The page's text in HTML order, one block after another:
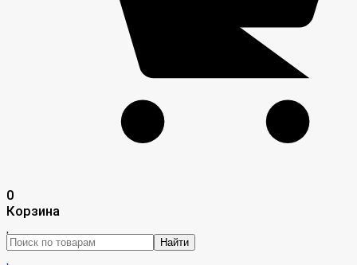
0
Корзина
Найти